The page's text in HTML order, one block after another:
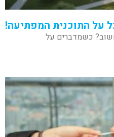
על התוכנית המפתיעה!
כשמדברים על